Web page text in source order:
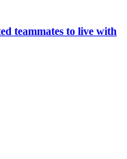
teammates to live with